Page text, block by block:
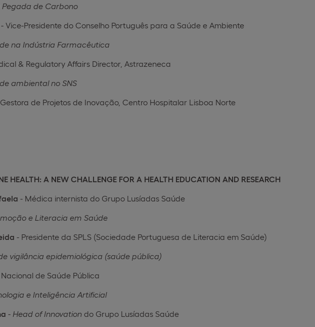
Pegada de Carbono
Vice-Presidente do Conselho Português para a Saúde e Ambiente
na Indústria Farmacêutica
& Regulatory Affairs Director, Astrazeneca
ambiental no SNS
de Projetos de Inovação, Centro Hospitalar Lisboa Norte
HEALTH: A NEW CHALLENGE FOR A HEALTH EDUCATION AND RESEARCH
- Médica internista do Grupo Lusíadas Saúde
e Literacia em Saúde
- Presidente da SPLS (Sociedade Portuguesa de Literacia em Saúde)
vigilância epidemiológica (saúde pública)
Nacional de Saúde Pública
e Inteligência Artificial
- Head of Innovationdo Grupo Lusíadas Saúde